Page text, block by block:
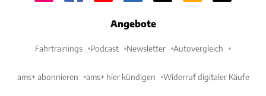
Angebote
Fahrtrainings Podcast Newsletter Autovergleich
ams+ abonnieren ams+ hier kündigen Widerruf digitaler Käufe